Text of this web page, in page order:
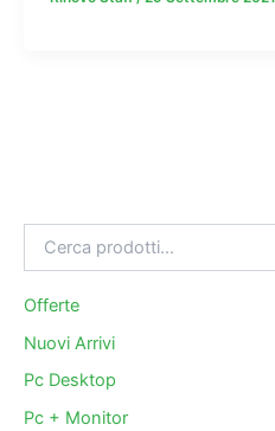
Offerte
Nuovi Arrivi
Pc Desktop
Pc + Monitor